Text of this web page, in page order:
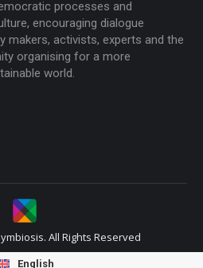
processes and
encouraging dialogue
makers, activists, experts and the
organising for a more
world.
All Rights Reserved
English